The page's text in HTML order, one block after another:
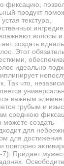
фиксацию,
продукт
текстура,
волосы и
создать
Этот
идеально
Так что,
важным
грубым и
среднюю
можете создать
для
для достижения
7). Придает
Освободите